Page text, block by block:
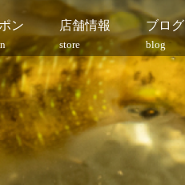
ン 店舗情報
store
ブログ
blog